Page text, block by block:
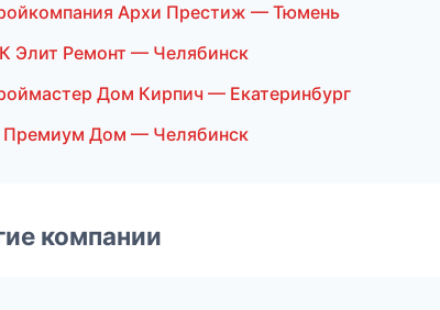
Архи Престиж — Тюмень
Элит Ремонт — Челябинск
Дом Кирпич — Екатеринбург
Дом — Челябинск
компании